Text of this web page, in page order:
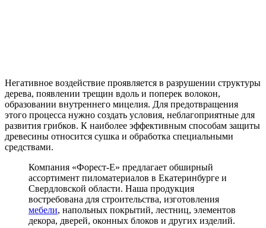
Негативное воздействие проявляется в разрушении структуры
дерева, появлении трещин вдоль и поперек волокон,
образовании внутреннего мицелия. Для предотвращения
этого процесса нужно создать условия, неблагоприятные для
развития грибков. К наиболее эффективным способам защиты
древесины относится сушка и обработка специальными
средствами.
Компания «Форест-Е» предлагает обширный
ассортимент пиломатериалов в Екатеринбурге и
Свердловской области. Наша продукция
востребована для строительства, изготовления
мебели, напольных покрытий, лестниц, элементов
декора, дверей, оконных блоков и других изделий.